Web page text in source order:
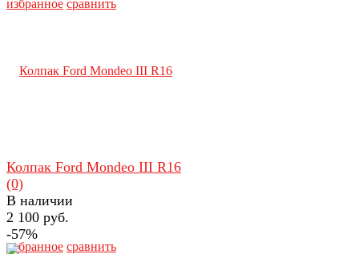
избранное сравнить
избранное сравнить
Колпак Ford Mondeo III R16
(0)
В наличии
2 100 руб.
-57%